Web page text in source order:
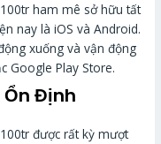
ham mê sở hữu tất
nay là iOS và Android.
xuống và vận động
Google Play Store.
Ổn Định
được rất kỳ mượt